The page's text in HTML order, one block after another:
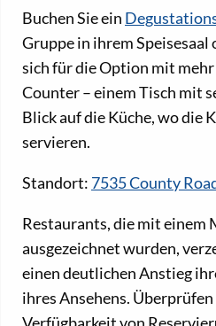
Buchen Sie ein
Gruppe in ihrem Speisesaal
sich für die Option mit
Counter – einem Tisch mit
Blick auf die Küche, wo die
servieren.
Standort: 7535 County
Restaurants, die mit einem
ausgezeichnet wurden,
einen deutlichen Anstieg
ihres Ansehens.